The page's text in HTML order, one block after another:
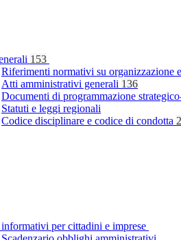
153
Riferimenti normativi su organizzazione
Atti amministrativi generali 136
Documenti di programmazione
Statuti e leggi regionali
Codice disciplinare e codice di condotta 2
per cittadini e imprese